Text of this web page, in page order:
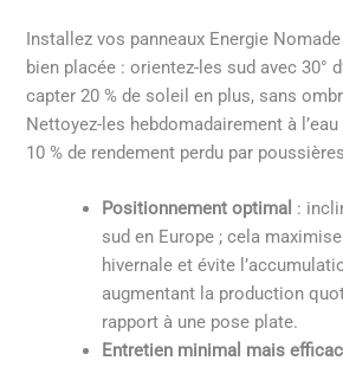
Installez vos panneaux Energie
bien placée : orientez-les sud avec 30°
capter 20 % de soleil en plus, sans
Nettoyez-les hebdomadairement à
10 % de rendement perdu par
Positionnement optimal :
sud en Europe ; cela
hivernale et évite
augmentant la production
rapport à une pose plate.
Entretien minimal mais